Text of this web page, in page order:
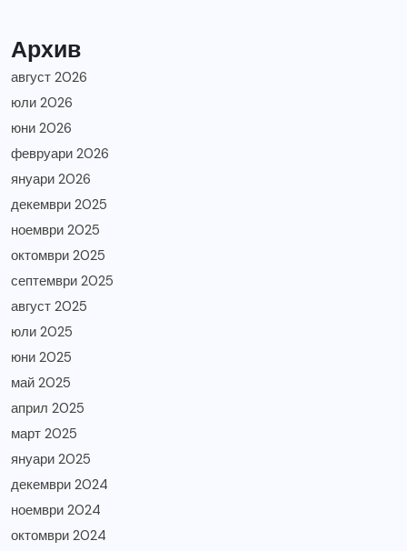
Архив
август 2026
юли 2026
юни 2026
февруари 2026
януари 2026
декември 2025
ноември 2025
октомври 2025
септември 2025
август 2025
юли 2025
юни 2025
май 2025
април 2025
март 2025
януари 2025
декември 2024
ноември 2024
октомври 2024